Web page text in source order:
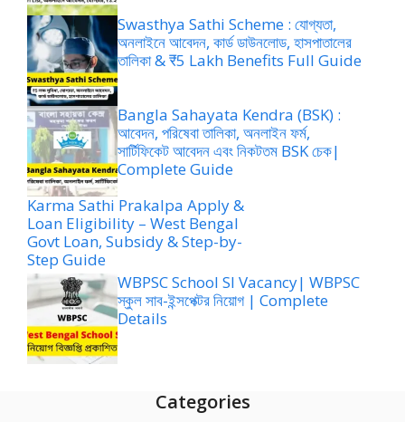
Swasthya Sathi Scheme : যোগ্যতা,
অনলাইনে আবেদন, কার্ড ডাউনলোড, হাসপাতালের
তালিকা & ₹5 Lakh Benefits Full Guide
Bangla Sahayata Kendra (BSK) :
আবেদন, পরিষেবা তালিকা, অনলাইন ফর্ম,
সার্টিফিকেট আবেদন এবং নিকটতম BSK চেক|
Complete Guide
Karma Sathi Prakalpa Apply &
Loan Eligibility – West Bengal
Govt Loan, Subsidy & Step-by-
Step Guide
WBPSC School SI Vacancy| WBPSC
স্কুল সাব-ইন্সপেক্টর নিয়োগ | Complete
Details
Categories